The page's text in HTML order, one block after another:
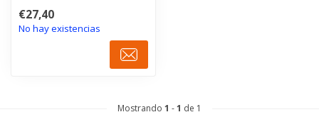
para remo...
€27,40
No hay existencias
Mostrando 1 -1 de 1